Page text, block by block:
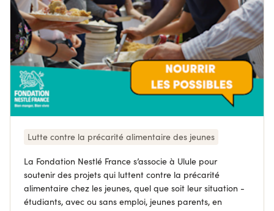
Lutte contre la précarité alimentaire des jeunes
La Fondation Nestlé France s’associe à Ulule pour
soutenir des projets qui luttent contre la précarité
alimentaire chez les jeunes, quel que soit leur situation -
étudiants, avec ou sans emploi, jeunes parents, en